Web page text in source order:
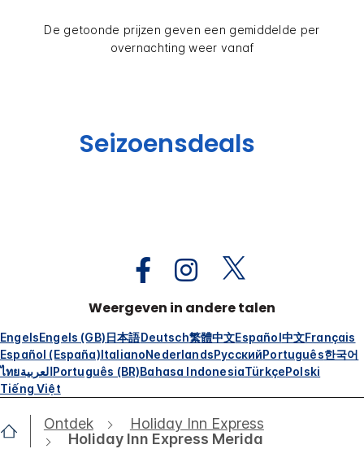
De getoonde prijzen geven een gemiddelde per
overnachting weer vanaf
Seizoensdeals
Weergeven in andere talen
EngelsEngels (GB)日本語Deutsch繁體中文Español中文Français
Español (España)ItalianoNederlandsРусскийPortuguês한국어
ไทยالعربيةPortuguês (BR)Bahasa IndonesiaTürkçePolski
Tiếng Việt
Ontdek
Holiday Inn Express
Holiday Inn Express Merida